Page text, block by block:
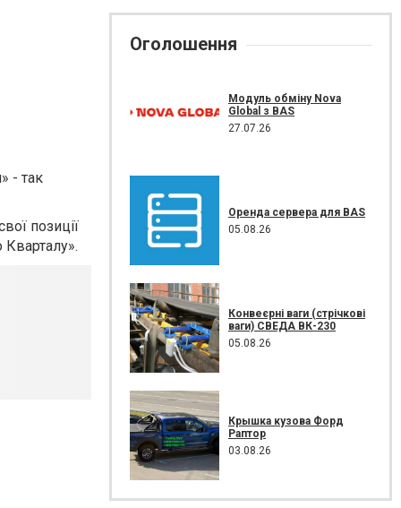
- так
позиції
Оголошення
Модуль обміну Nova
Global з BAS
27.07.26
Оренда сервера для BAS
05.08.26
Конвеєрні ваги (стрічкові
ваги) СВЕДА ВК-230
05.08.26
Крышка кузова Форд
Раптор
03.08.26